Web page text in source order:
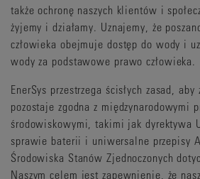
także ochronę naszych klientów i
żyjemy i działamy. Uznajemy, że
człowieka obejmuje dostęp do wody i
wody za podstawowe prawo człowieka.
EnerSys przestrzega ścisłych zasad,
pozostaje zgodna z międzynarodowymi
środowiskowymi, takimi jak dyrektywa
sprawie baterii i uniwersalne przepisy
Środowiska Stanów Zjednoczonych
Naszym celem jest zapewnienie, że